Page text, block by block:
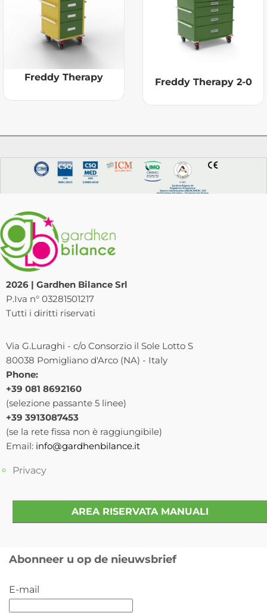
Freddy Therapy Freddy Therapy 2-0
2026 | Gardhen Bilance Srl
P.Iva n° 03281501217
Tutti i diritti riservati
Via G.Luraghi - c/o Consorzio il Sole Lotto S
80038 Pomigliano d'Arco (NA) - Italy
Phone:
+39 081 8692160
(selezione passante 5 linee)
+39 3913087453
(se la rete fissa non è raggiungibile)
Email: info@gardhenbilance.it
Privacy
AREA RISERVATA MANUALI
Abonneer u op de nieuwsbrief
E-mail